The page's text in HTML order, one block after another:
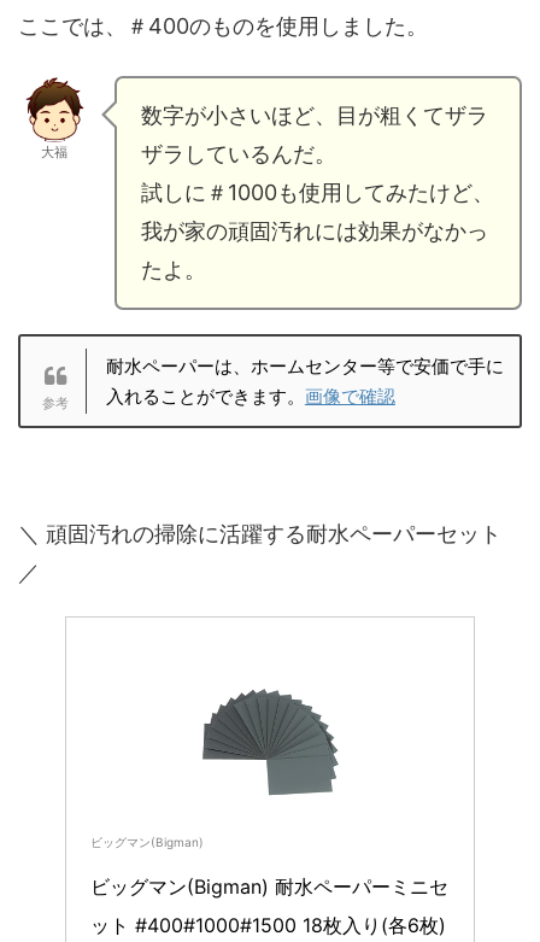
ここでは、＃400のものを使用しました。
大福
数字が小さいほど、目が粗くてザラ
ザラしているんだ。
試しに＃1000も使用してみたけど、
我が家の頑固汚れには効果がなかっ
たよ。
耐水ペーパーは、ホームセンター等で安価で手に
入れることができます。 画像で確認
＼ 頑固汚れの掃除に活躍する耐水ペーパーセット
／
ビッグマン(Bigman)
ビッグマン(Bigman) 耐水ペーパーミニセ
ット #400#1000#1500 18枚入り(各6枚)